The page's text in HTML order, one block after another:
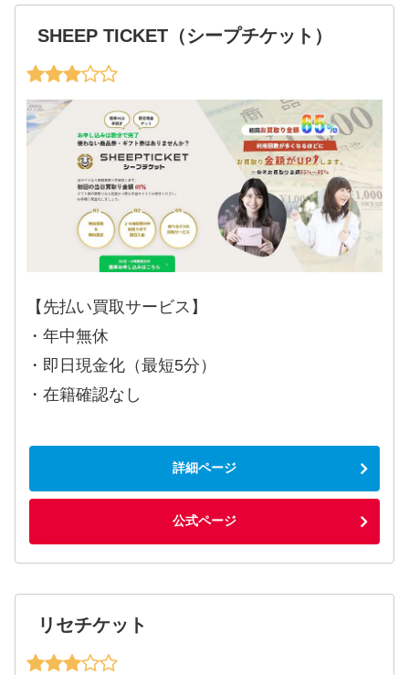
SHEEP TICKET（シープチケット）
【先払い買取サービス】
・年中無休
・即日現金化（最短5分）
・在籍確認なし
詳細ページ
公式ページ
リセチケット